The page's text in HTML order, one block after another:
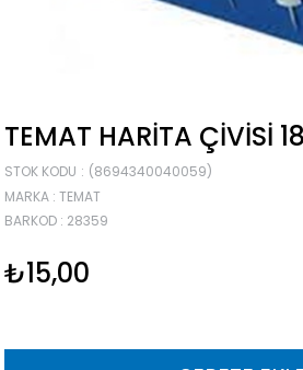
TEMAT HARITA ÇIVISI
STOK KODU
(8694340040059)
MARKA : TEMAT
BARKOD : 28359
₺15,00